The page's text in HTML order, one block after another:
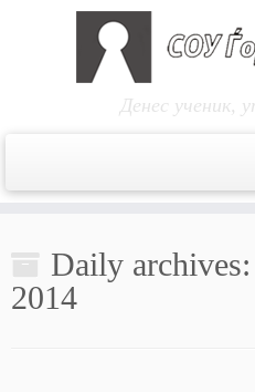
content
Денес ученик,
Daily archives:
2014